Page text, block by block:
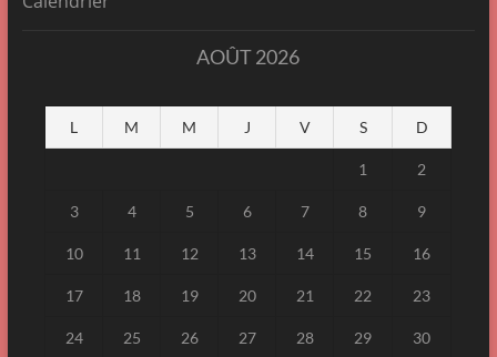
AOÛT 2026
L M M J V S D
1 2
3 4 5 6 7 8 9
10 11 12 13 14 15 16
17 18 19 20 21 22 23
24 25 26 27 28 29 30